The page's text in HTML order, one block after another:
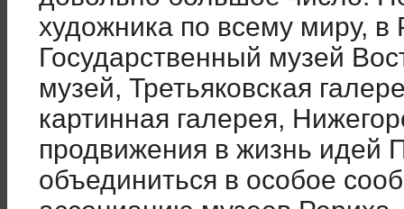
художника по всему миру, в
Государственный музей
музей, Третьяковская
картинная галерея,
продвижения в жизнь идей
объединиться в особое